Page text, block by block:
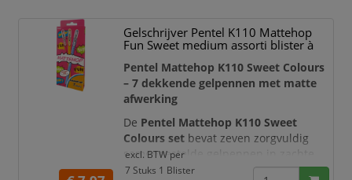
een moderne retro-uitstraling. Dankzij
het praktische klikmechanisme en de
soepel schrijvende medium vulling is
dez
Gelschrijver Pentel K110 Mattehop
Fun Sweet medium assorti blister à
Pentel Mattehop K110 Sweet Colours
– 7 dekkende gelpennen met matte
afwerking
De Pentel Mattehop K110 Sweet
Colours set bevat zeven zorgvuldig
samengestelde gelpennen in zachte,
frisse kleuren. De sterk dekkende
excl. BTW per
7 Stuks 1 Blister